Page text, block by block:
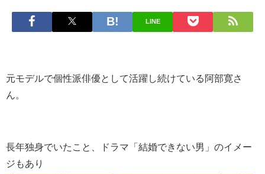
LINE
元モデルで個性派俳優として活躍し続けている阿部寛さ
ん。
長年独身でいたこと、ドラマ「結婚できない男」のイメー
ジもあり